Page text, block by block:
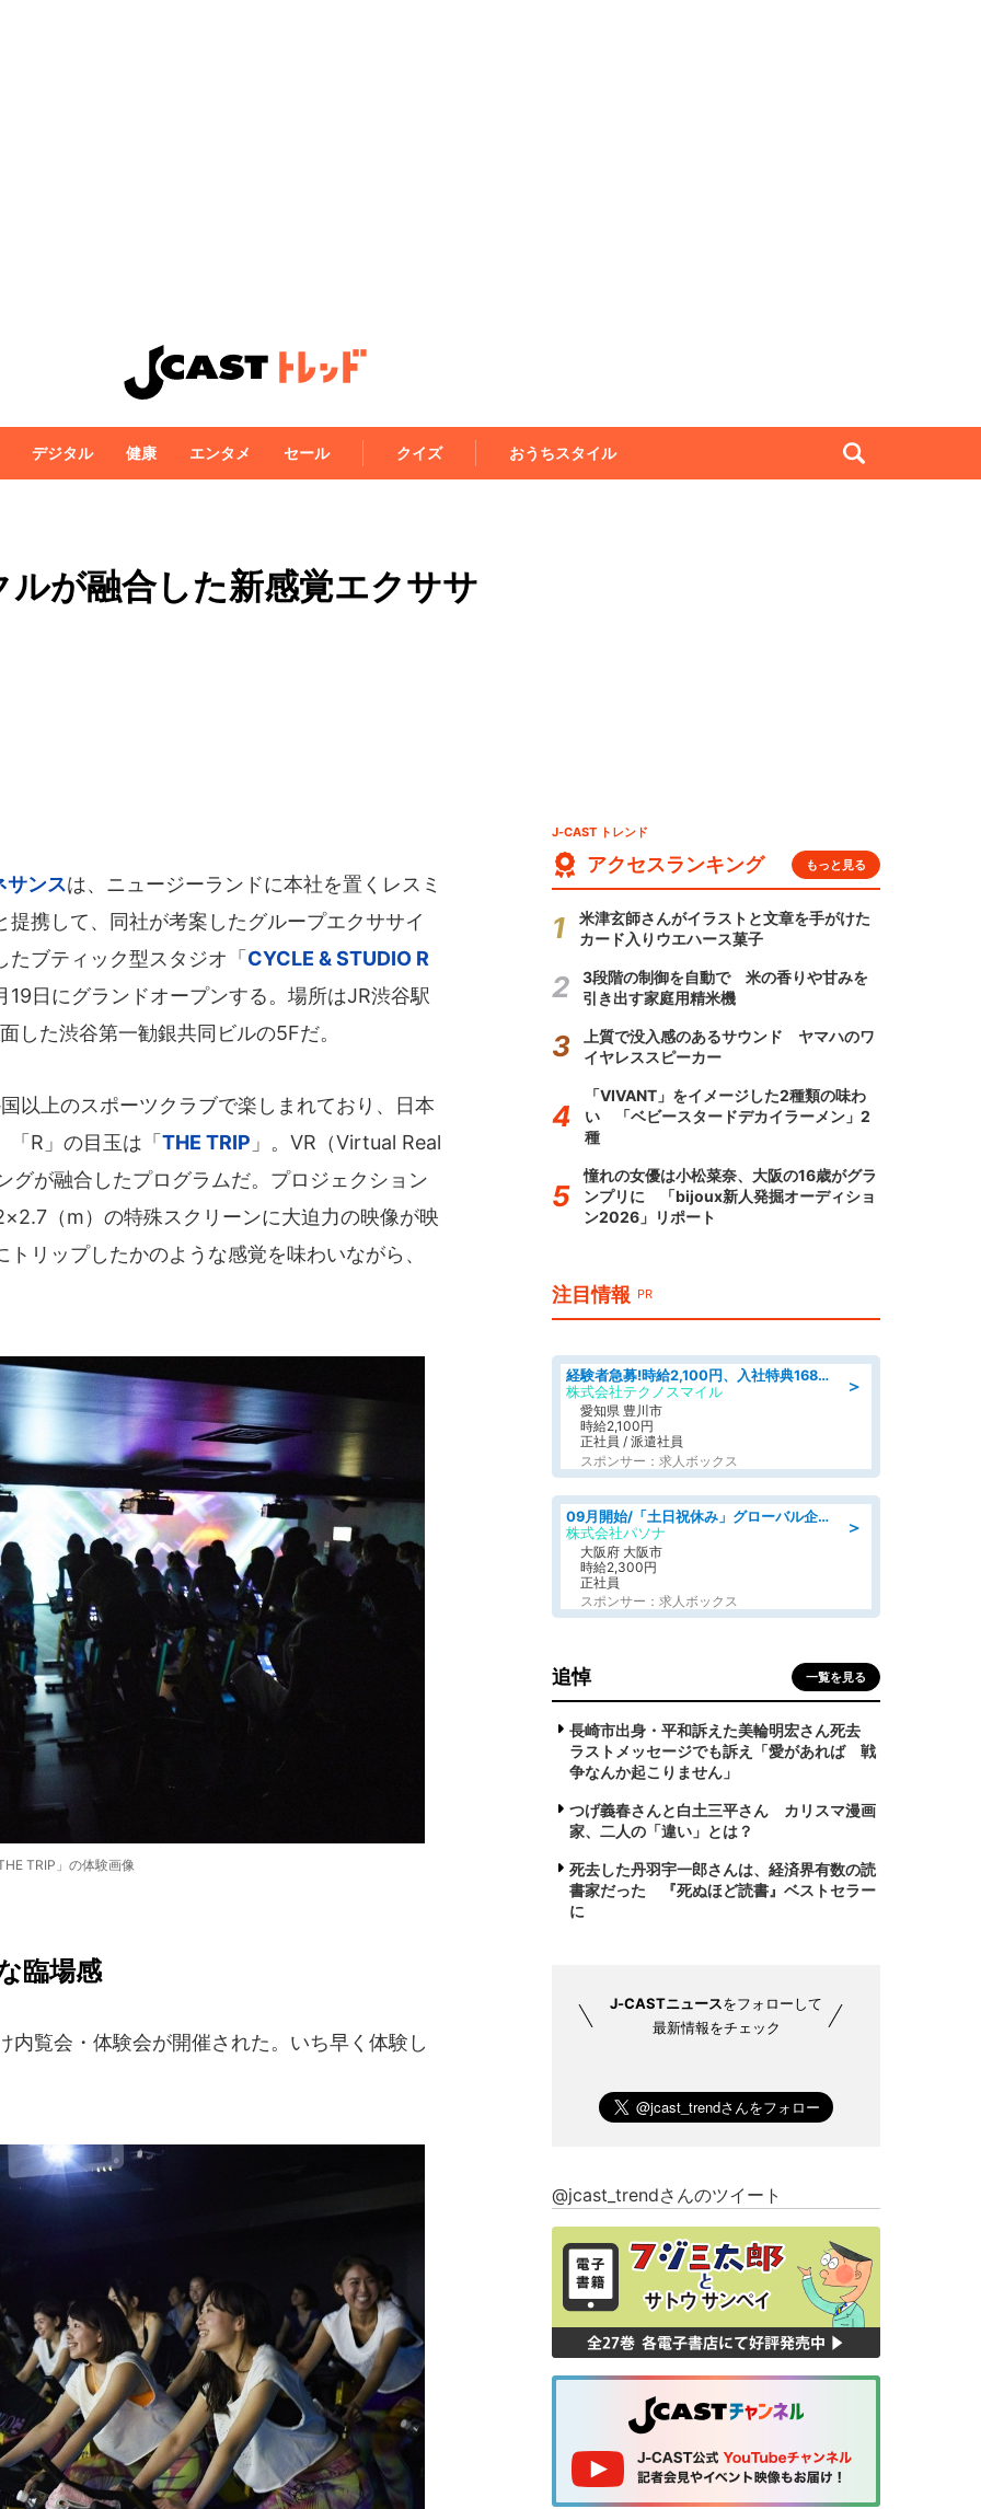
デジタル 健康 エンタメ セール クイズ おうちスタイル
が融合した新感覚エクササ
サンスは、ニュージーランドに本社を置くレスミ
携して、同社が考案したグループエクササイ
ブティック型スタジオ「 CYCLE & STUDIO R
19日にグランドオープンする。場所はJR渋谷駅
した渋谷第一勧銀共同ビルの5Fだ。
上のスポーツクラブで楽しまれており、日本
R」の目玉は「 THE TRIP 」。VR（Virtual Real
グが融合したプログラムだ。プロジェクション
（m）の特殊スクリーンに大迫力の映像が映
リップしたかのような感覚を味わいながら、
TRIP」の体験画像
臨場感
覧会・体験会が開催された。いち早く体験し
J-CAST トレンド
アクセスランキング もっと見る
米津玄師さんがイラストと文章を手がけた
カード入りウエハース菓子
3段階の制御を自動で 米の香りや甘みを
引き出す家庭用精米機
上質で没入感のあるサウンド ヤマハのワ
イヤレススピーカー
「VIVANT」をイメージした2種類の味わ
い 「ベビースタードデカイラーメン」2
種
憧れの女優は小松菜奈、大阪の16歳がグラ
ンプリに 「bijoux新人発掘オーディショ
ン2026」リポート
注目情報 PR
＞
経験者急募!時給2,100円、入社特典168万円の自動車製造業務/トヨタ自動車/tutumi
株式会社テクノスマイル
愛知県 豊川市
時給2,100円
正社員 / 派遣社員
スポンサー：求人ボックス
＞
09月開始/「土日祝休み」グローバル企業での産業保健のお仕事/保健師/高時給/残業なし/服装自由
株式会社パソナ
大阪府 大阪市
時給2,300円
正社員
スポンサー：求人ボックス
追悼 一覧を見る
長崎市出身・平和訴えた美輪明宏さん死去
ラストメッセージでも訴え「愛があれば 戦
争なんか起こりません」
つげ義春さんと白土三平さん カリスマ漫画
家、二人の「違い」とは？
死去した丹羽宇一郎さんは、経済界有数の読
書家だった 『死ぬほど読書』ベストセラー
に
J-CASTニュースをフォローして
最新情報をチェック
@jcast_trendさんのツイート